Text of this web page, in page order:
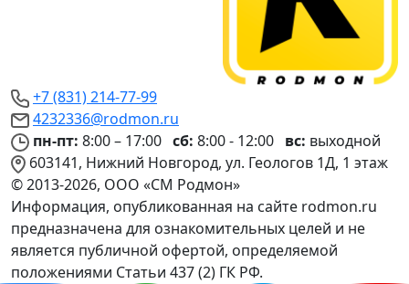
+7 (831) 214-77-99
4232336@rodmon.ru
пн-пт: 8:00 – 17:00 сб: 8:00 - 12:00 вс: выходной
603141, Нижний Новгород, ул. Геологов 1Д, 1 этаж
© 2013-2026, ООО «СМ Родмон»
Информация, опубликованная на сайте rodmon.ru
предназначена для ознакомительных целей и не
является публичной офертой, определяемой
положениями Статьи 437 (2) ГК РФ.